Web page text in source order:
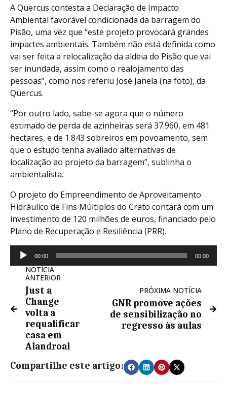
A Quercus contesta a Declaração de Impacto
Ambiental favorável condicionada da barragem do
Pisão, uma vez que “este projeto provocará grandes
impactes ambientais. Também não está definida como
vai ser feita a relocalização da aldeia do Pisão que vai
ser inundada, assim como o realojamento das
pessoas”, como nos referiu José Janela (na foto), da
Quercus.
“Por outro lado, sabe-se agora que o número
estimado de perda de azinheiras será 37.960, em 481
hectares, e de 1.843 sobreiros em povoamento, sem
que o estudo tenha avaliado alternativas de
localização ao projeto da barragem”, sublinha o
ambientalista.
O projeto do Empreendimento de Aproveitamento
Hidráulico de Fins Múltiplos do Crato contará com um
investimento de 120 milhões de euros, financiado pelo
Plano de Recuperação e Resiliência (PRR).
Reprodutor
de
áudio
00:00 00:00
NOTÍCIA
ANTERIOR
Just a
Change
volta a
requalificar
casa em
Alandroal
PRÓXIMA NOTÍCIA
GNR promove ações
de sensibilização no
regresso às aulas
Compartilhe este artigo: